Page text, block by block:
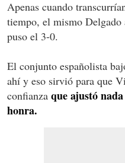
Apenas cuando
tiempo, el mismo
puso el 3-0.
El conjunto españolista
ahí y eso sirvió para que
confianza que ajustó
honra.